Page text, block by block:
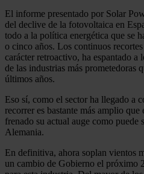
El informe presentado por Solar
del declive de la fotovoltaica en
todo a la política energética que se
o cinco años. Los continuos
carácter retroactivo, ha espantado a
de las industrias más prometedoras
últimos años.
Eso sí, como el sector ha llegado a
recorrer es bastante más amplio
frenado su actual auge como
Alemania.
En definitiva, ahora soplan vientos
un cambio de Gobierno el próximo